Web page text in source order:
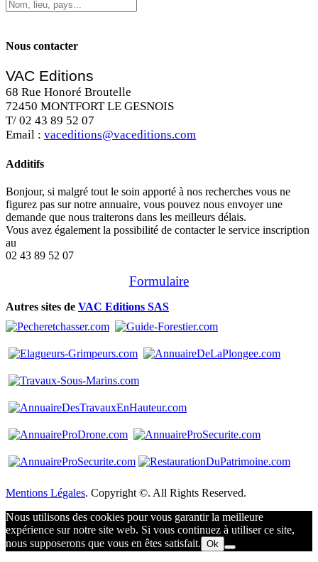
Nous contacter
VAC Editions
68 Rue Honoré Broutelle
72450 MONTFORT LE GESNOIS
T/ 02 43 89 52 07
Email : vaceditions@vaceditions.com
Additifs
Bonjour, si malgré tout le soin apporté à nos recherches vous ne
figurez pas sur notre annuaire, vous pouvez nous envoyer une
demande que nous traiterons dans les meilleurs délais.
Vous avez également la possibilité de contacter le service inscription
au
02 43 89 52 07
Formulaire
Autres sites de VAC Editions SAS
Mentions Légales. Copyright ©. All Rights Reserved.
Nous utilisons des cookies pour vous garantir la meilleure
expérience sur notre site web. Si vous continuez à utiliser ce site,
nous supposerons que vous en êtes satisfait. Ok